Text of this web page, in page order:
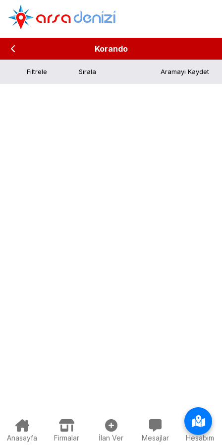
Korando
Filtrele Aramayı Kaydet
Anasayfa Firmalar İlan Ver Mesajlar Hesabım